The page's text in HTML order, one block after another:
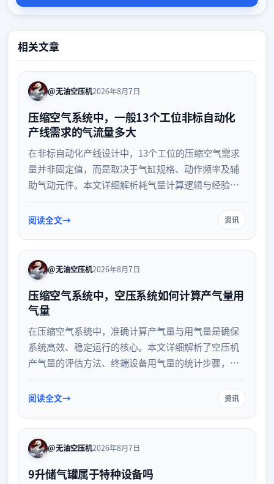
相关文章
@无油空压机2026年8月7日
压缩空气系统中，一般13个工位非标自动化
产线需求的气流量多大
在非标自动化产线设计中，13个工位的压缩空气需求
量并非固定值，而是取决于气缸规格、动作频率及辅
助气动元件。本文详细解析耗气量计算逻辑与经验估
气源系统稳定高效运行。
阅读全文 资讯
@无油空压机2026年8月7日
压缩空气系统中，空压系统如何计算产气量用
气量
在压缩空气系统中，准确计算产气量与用气量是确保
系统高效、稳定运行的核心。本文详细解析了空压机
产气量的评估方法、终端设备用气量的统计步骤，以
企业优化设备选型，降低能耗并避免供气不足的风
阅读全文 资讯
@无油空压机2026年8月7日
9升储气罐属于特种设备吗